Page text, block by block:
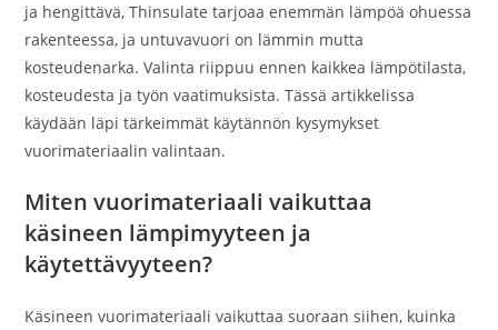
ja hengittävä, Thinsulate tarjoaa enemmän lämpöä ohuessa
rakenteessa, ja untuvavuori on lämmin mutta
kosteudenarka. Valinta riippuu ennen kaikkea lämpötilasta,
kosteudesta ja työn vaatimuksista. Tässä artikkelissa
käydään läpi tärkeimmät käytännön kysymykset
vuorimateriaalin valintaan.
Miten vuorimateriaali vaikuttaa
käsineen lämpimyyteen ja
käytettävyyteen?
Käsineen vuorimateriaali vaikuttaa suoraan siihen, kuinka